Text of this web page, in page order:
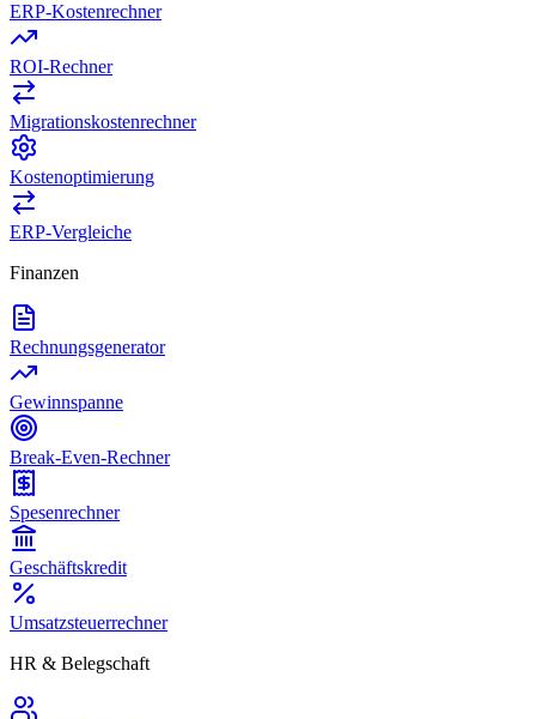
ERP-Kostenrechner
ROI-Rechner
Migrationskostenrechner
Kostenoptimierung
ERP-Vergleiche
Finanzen
Rechnungsgenerator
Gewinnspanne
Break-Even-Rechner
Spesenrechner
Geschäftskredit
Umsatzsteuerrechner
HR & Belegschaft